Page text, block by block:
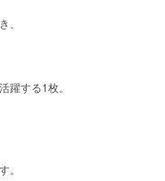
、
躍する1枚。
。